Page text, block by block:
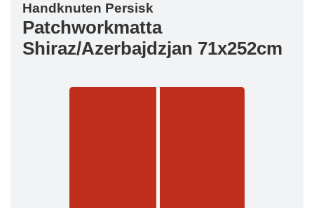
Handknuten Persisk
Patchworkmatta
Shiraz/Azerbajdzjan 71x252cm